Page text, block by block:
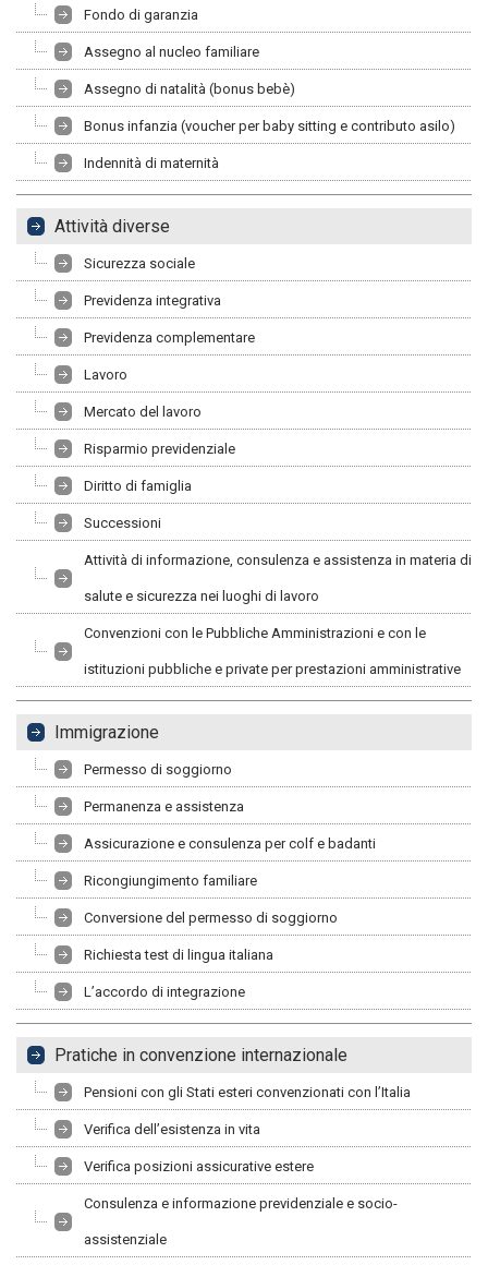
Fondo di garanzia
Assegno al nucleo familiare
Assegno di natalità (bonus bebè)
Bonus infanzia (voucher per baby sitting e contributo asilo)
Indennità di maternità
Attività diverse
Sicurezza sociale
Previdenza integrativa
Previdenza complementare
Lavoro
Mercato del lavoro
Risparmio previdenziale
Diritto di famiglia
Successioni
Attività di informazione, consulenza e assistenza in materia di
salute e sicurezza nei luoghi di lavoro
Convenzioni con le Pubbliche Amministrazioni e con le
istituzioni pubbliche e private per prestazioni amministrative
Immigrazione
Permesso di soggiorno
Permanenza e assistenza
Assicurazione e consulenza per colf e badanti
Ricongiungimento familiare
Conversione del permesso di soggiorno
Richiesta test di lingua italiana
L’accordo di integrazione
Pratiche in convenzione internazionale
Pensioni con gli Stati esteri convenzionati con l’Italia
Verifica dell’esistenza in vita
Verifica posizioni assicurative estere
Consulenza e informazione previdenziale e socio-
assistenziale